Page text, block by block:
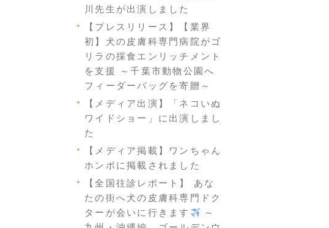
川先生が出演しました
【プレスリリース】【業界
初】犬の皮膚科専門病院がゴ
リラの採食エンリッチメント
を支援 ～千葉市動物公園へ
フィーダーバッグを寄贈～
【メディア出演】「ネコいぬ
ワイドショー」に出演しまし
た
【メディア掲載】ワンちゃん
ホンポに掲載されました
【全国往診レポート】 あな
たの街へ犬の皮膚科専門ドク
ターが会いに行きます
～